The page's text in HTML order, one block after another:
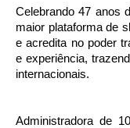
Celebrando 47 anos
maior plataforma de
e acredita no poder
e experiência,
internacionais.
Administradora de